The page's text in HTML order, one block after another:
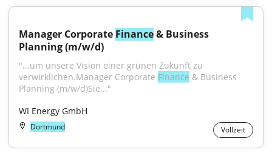
Manager Corporate Finance & Business
Planning (m/w/d)
"...um unsere Vision einer grünen Zukunft zu
verwirklichen.Manager Corporate Finance & Business
Planning (m/w/d)Sie..."
WI Energy GmbH
Dortmund Vollzeit